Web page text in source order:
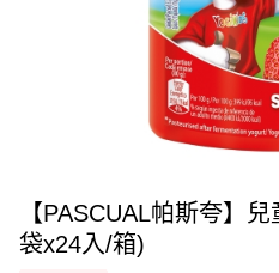
【PASCUAL帕斯夸】
袋x24入/箱)